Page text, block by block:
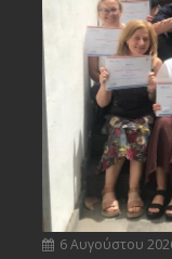
6 Αυγούστου